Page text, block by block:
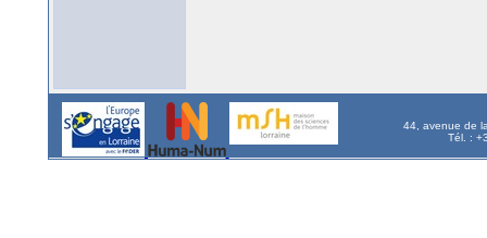
44, avenue de
Tél. :